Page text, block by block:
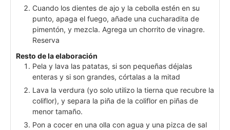
Cuando los dientes de ajo y la cebolla estén en su
punto, apaga el fuego, añade una cucharadita de
pimentón, y mezcla. Agrega un chorrito de vinagre.
Reserva
Resto de la elaboración
Pela y lava las patatas, si son pequeñas déjalas
enteras y si son grandes, córtalas a la mitad
Lava la verdura (yo solo utilizo la tierna que recubre la
coliflor), y separa la piña de la coliflor en piñas de
menor tamaño.
Pon a cocer en una olla con agua y una pizca de sal